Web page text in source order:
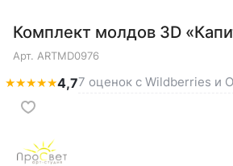
Комплект молдов 3D
Арт. ARTMD0976
★★★★★4,77 оценок с Wildberries и